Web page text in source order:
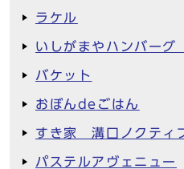
ラケル
いしがまやハンバーグ
バケット
おぼんdeごはん
すき家 溝口ノクティ
パステルアヴェニュー